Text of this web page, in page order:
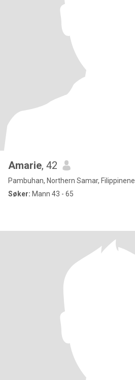
Amarie, 42
Pambuhan, Northern Samar, Filippinene
Søker: Mann 43 - 65